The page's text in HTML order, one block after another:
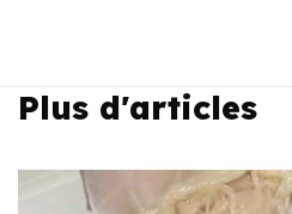
Plus d'articles